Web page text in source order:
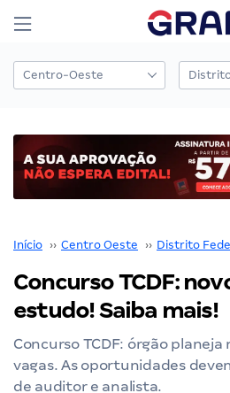
Início ›› Centro Oeste ›› Distrito
Concurso TCDF:
estudo! Saiba mais!
Concurso TCDF: órgão
vagas. As oportunidades
de auditor e analista.